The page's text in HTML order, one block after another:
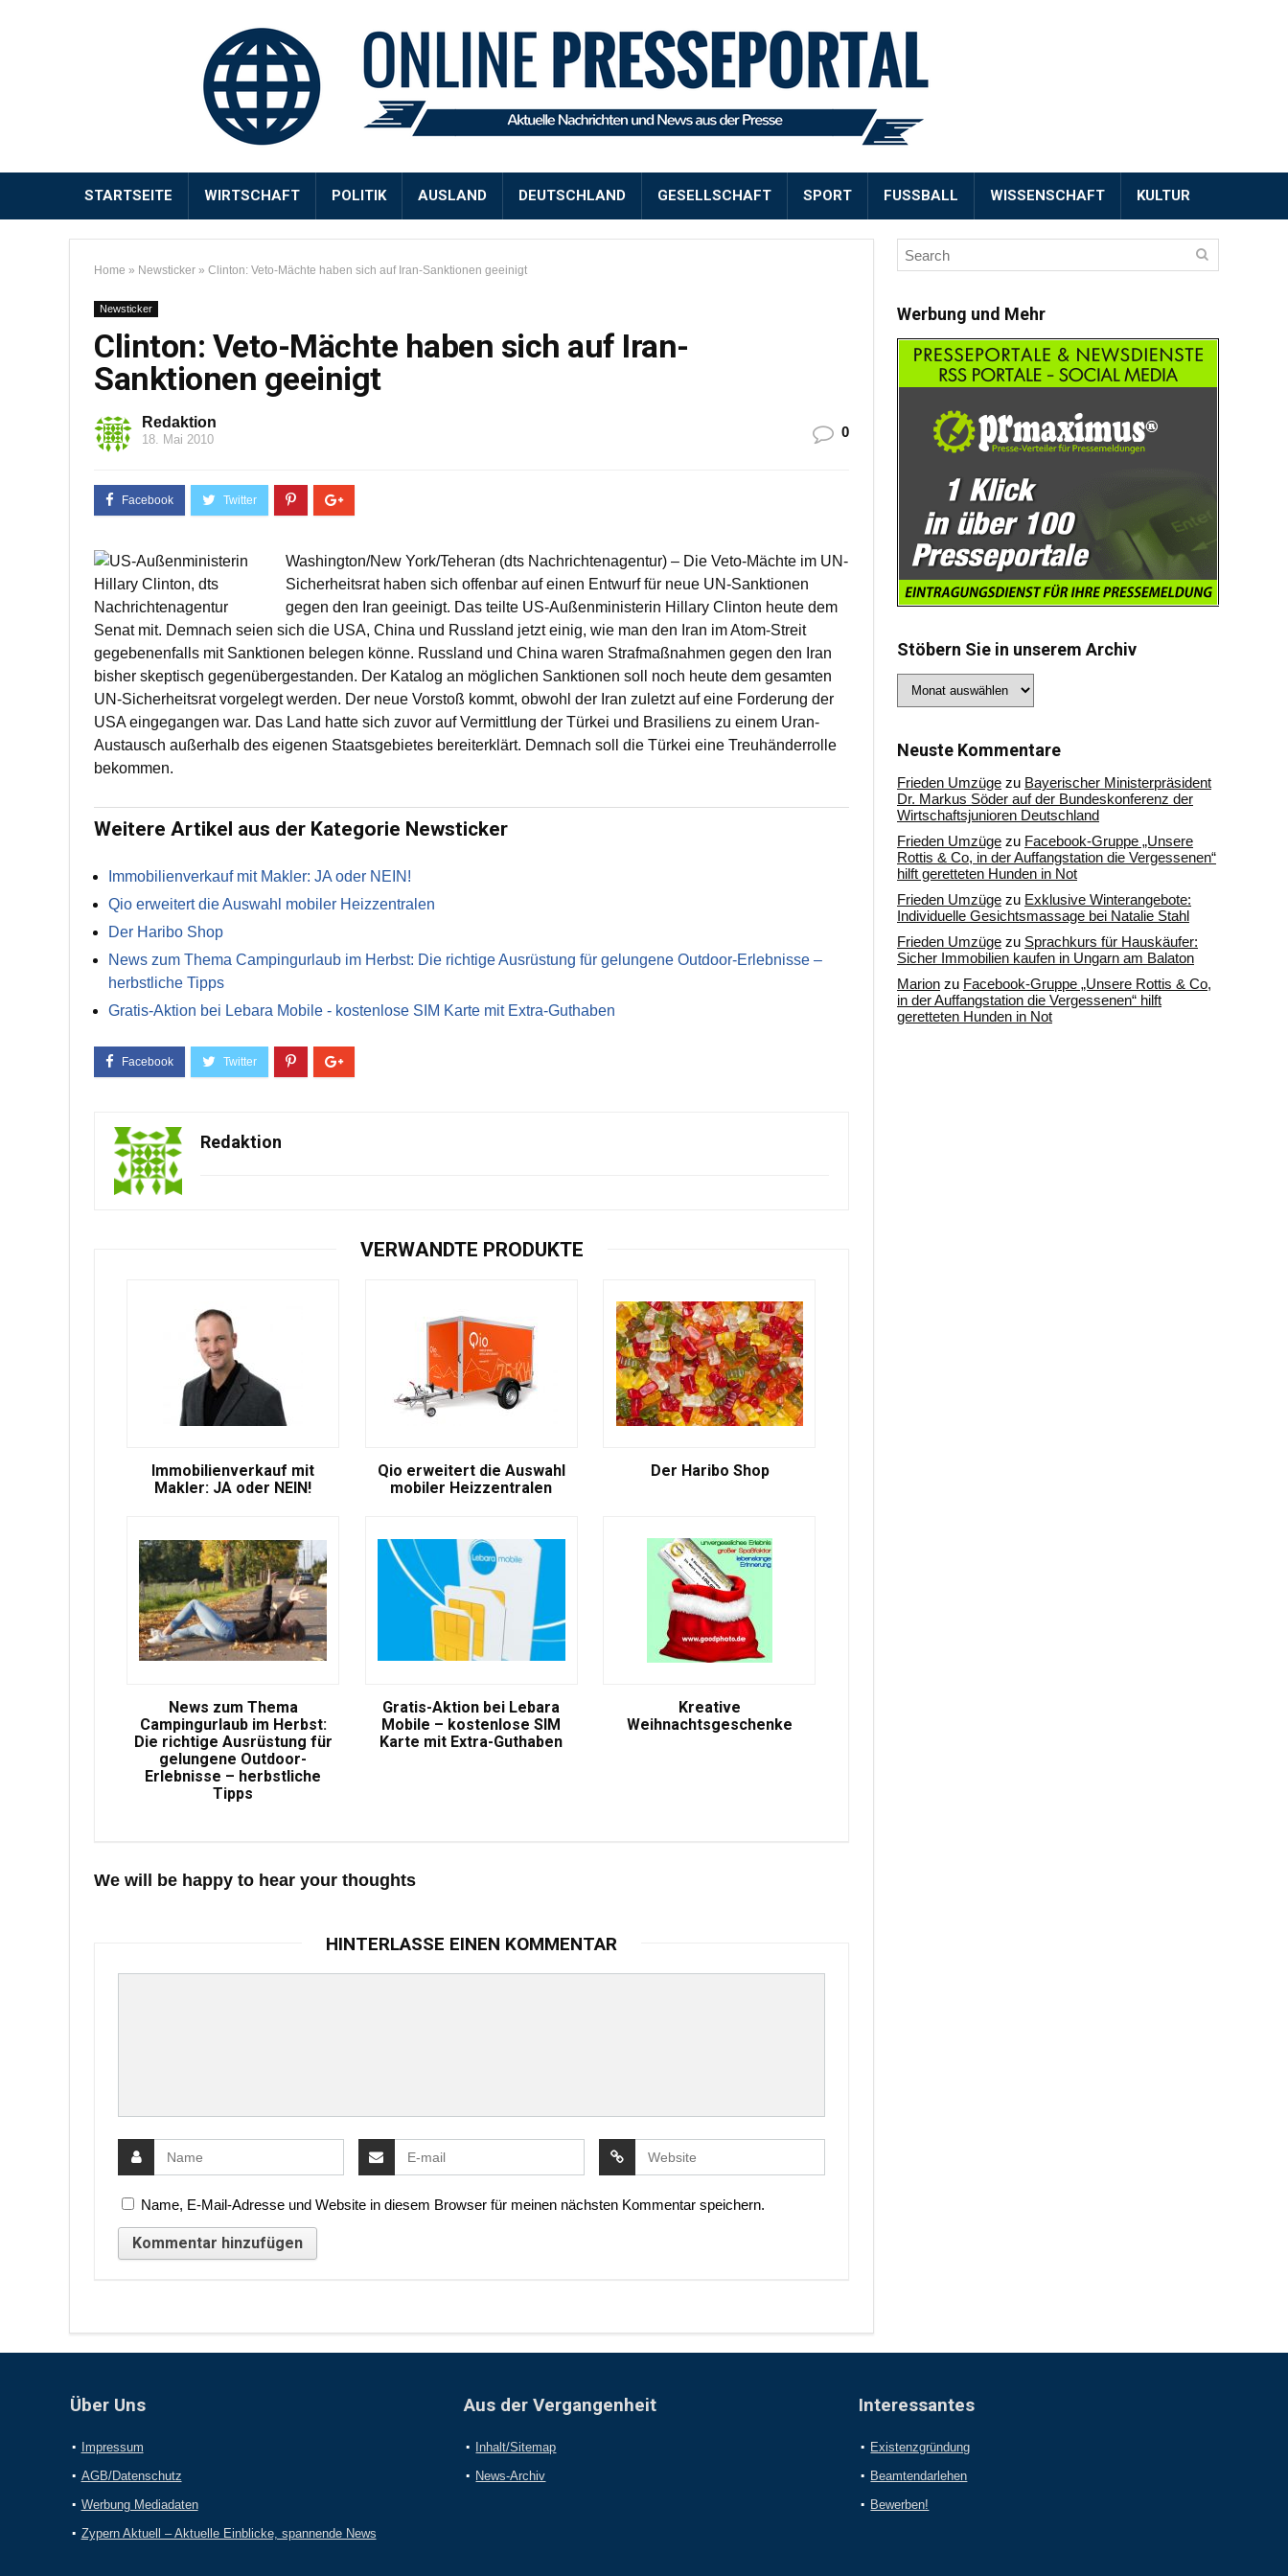
STARTSEITE WIRTSCHAFT POLITIK AUSLAND DEUTSCHLAND GESELLSCHAFT SPORT FUSSBALL WISSENSCHAFT KULTUR
Home » Newsticker » Clinton: Veto-Mächte haben sich auf Iran-Sanktionen geeinigt
Newsticker
Clinton: Veto-Mächte haben sich auf Iran-
Sanktionen geeinigt
Redaktion
18. Mai 2010 0
Washington/New York/Teheran (dts Nachrichtenagentur) – Die Veto-Mächte im UN-
Sicherheitsrat haben sich offenbar auf einen Entwurf für neue UN-Sanktionen
gegen den Iran geeinigt. Das teilte US-Außenministerin Hillary Clinton heute dem
Senat mit. Demnach seien sich die USA, China und Russland jetzt einig, wie man den Iran im Atom-Streit
gegebenenfalls mit Sanktionen belegen könne. Russland und China waren Strafmaßnahmen gegen den Iran
bisher skeptisch gegenübergestanden. Der Katalog an möglichen Sanktionen soll noch heute dem gesamten
UN-Sicherheitsrat vorgelegt werden. Der neue Vorstoß kommt, obwohl der Iran zuletzt auf eine Forderung der
USA eingegangen war. Das Land hatte sich zuvor auf Vermittlung der Türkei und Brasiliens zu einem Uran-
Austausch außerhalb des eigenen Staatsgebietes bereiterklärt. Demnach soll die Türkei eine Treuhänderrolle
bekommen.
Weitere Artikel aus der Kategorie Newsticker
Immobilienverkauf mit Makler: JA oder NEIN!
Qio erweitert die Auswahl mobiler Heizzentralen
Der Haribo Shop
News zum Thema Campingurlaub im Herbst: Die richtige Ausrüstung für gelungene Outdoor-Erlebnisse –
herbstliche Tipps
Gratis-Aktion bei Lebara Mobile - kostenlose SIM Karte mit Extra-Guthaben
Redaktion
VERWANDTE PRODUKTE
Immobilienverkauf mit
Makler: JA oder NEIN!
Qio erweitert die Auswahl
mobiler Heizzentralen
Der Haribo Shop
News zum Thema
Campingurlaub im Herbst:
Die richtige Ausrüstung für
gelungene Outdoor-
Erlebnisse – herbstliche
Tipps
Gratis-Aktion bei Lebara
Mobile – kostenlose SIM
Karte mit Extra-Guthaben
Kreative
Weihnachtsgeschenke
We will be happy to hear your thoughts
HINTERLASSE EINEN KOMMENTAR
Name, E-Mail-Adresse und Website in diesem Browser für meinen nächsten Kommentar speichern.
Werbung und Mehr
Stöbern Sie in unserem Archiv
Sie
Archiv
Neuste Kommentare
Frieden Umzüge zu Bayerischer Ministerpräsident
Dr. Markus Söder auf der Bundeskonferenz der
Wirtschaftsjunioren Deutschland
Frieden Umzüge zu Facebook-Gruppe „Unsere
Rottis & Co, in der Auffangstation die Vergessenen“
hilft geretteten Hunden in Not
Frieden Umzüge zu Exklusive Winterangebote:
Individuelle Gesichtsmassage bei Natalie Stahl
Frieden Umzüge zu Sprachkurs für Hauskäufer:
Sicher Immobilien kaufen in Ungarn am Balaton
Marion zu Facebook-Gruppe „Unsere Rottis & Co,
in der Auffangstation die Vergessenen“ hilft
geretteten Hunden in Not
Über Uns
Impressum
AGB/Datenschutz
Werbung Mediadaten
Zypern Aktuell – Aktuelle Einblicke, spannende News
Aus der Vergangenheit
Inhalt/Sitemap
News-Archiv
Interessantes
Existenzgründung
Beamtendarlehen
Bewerben!